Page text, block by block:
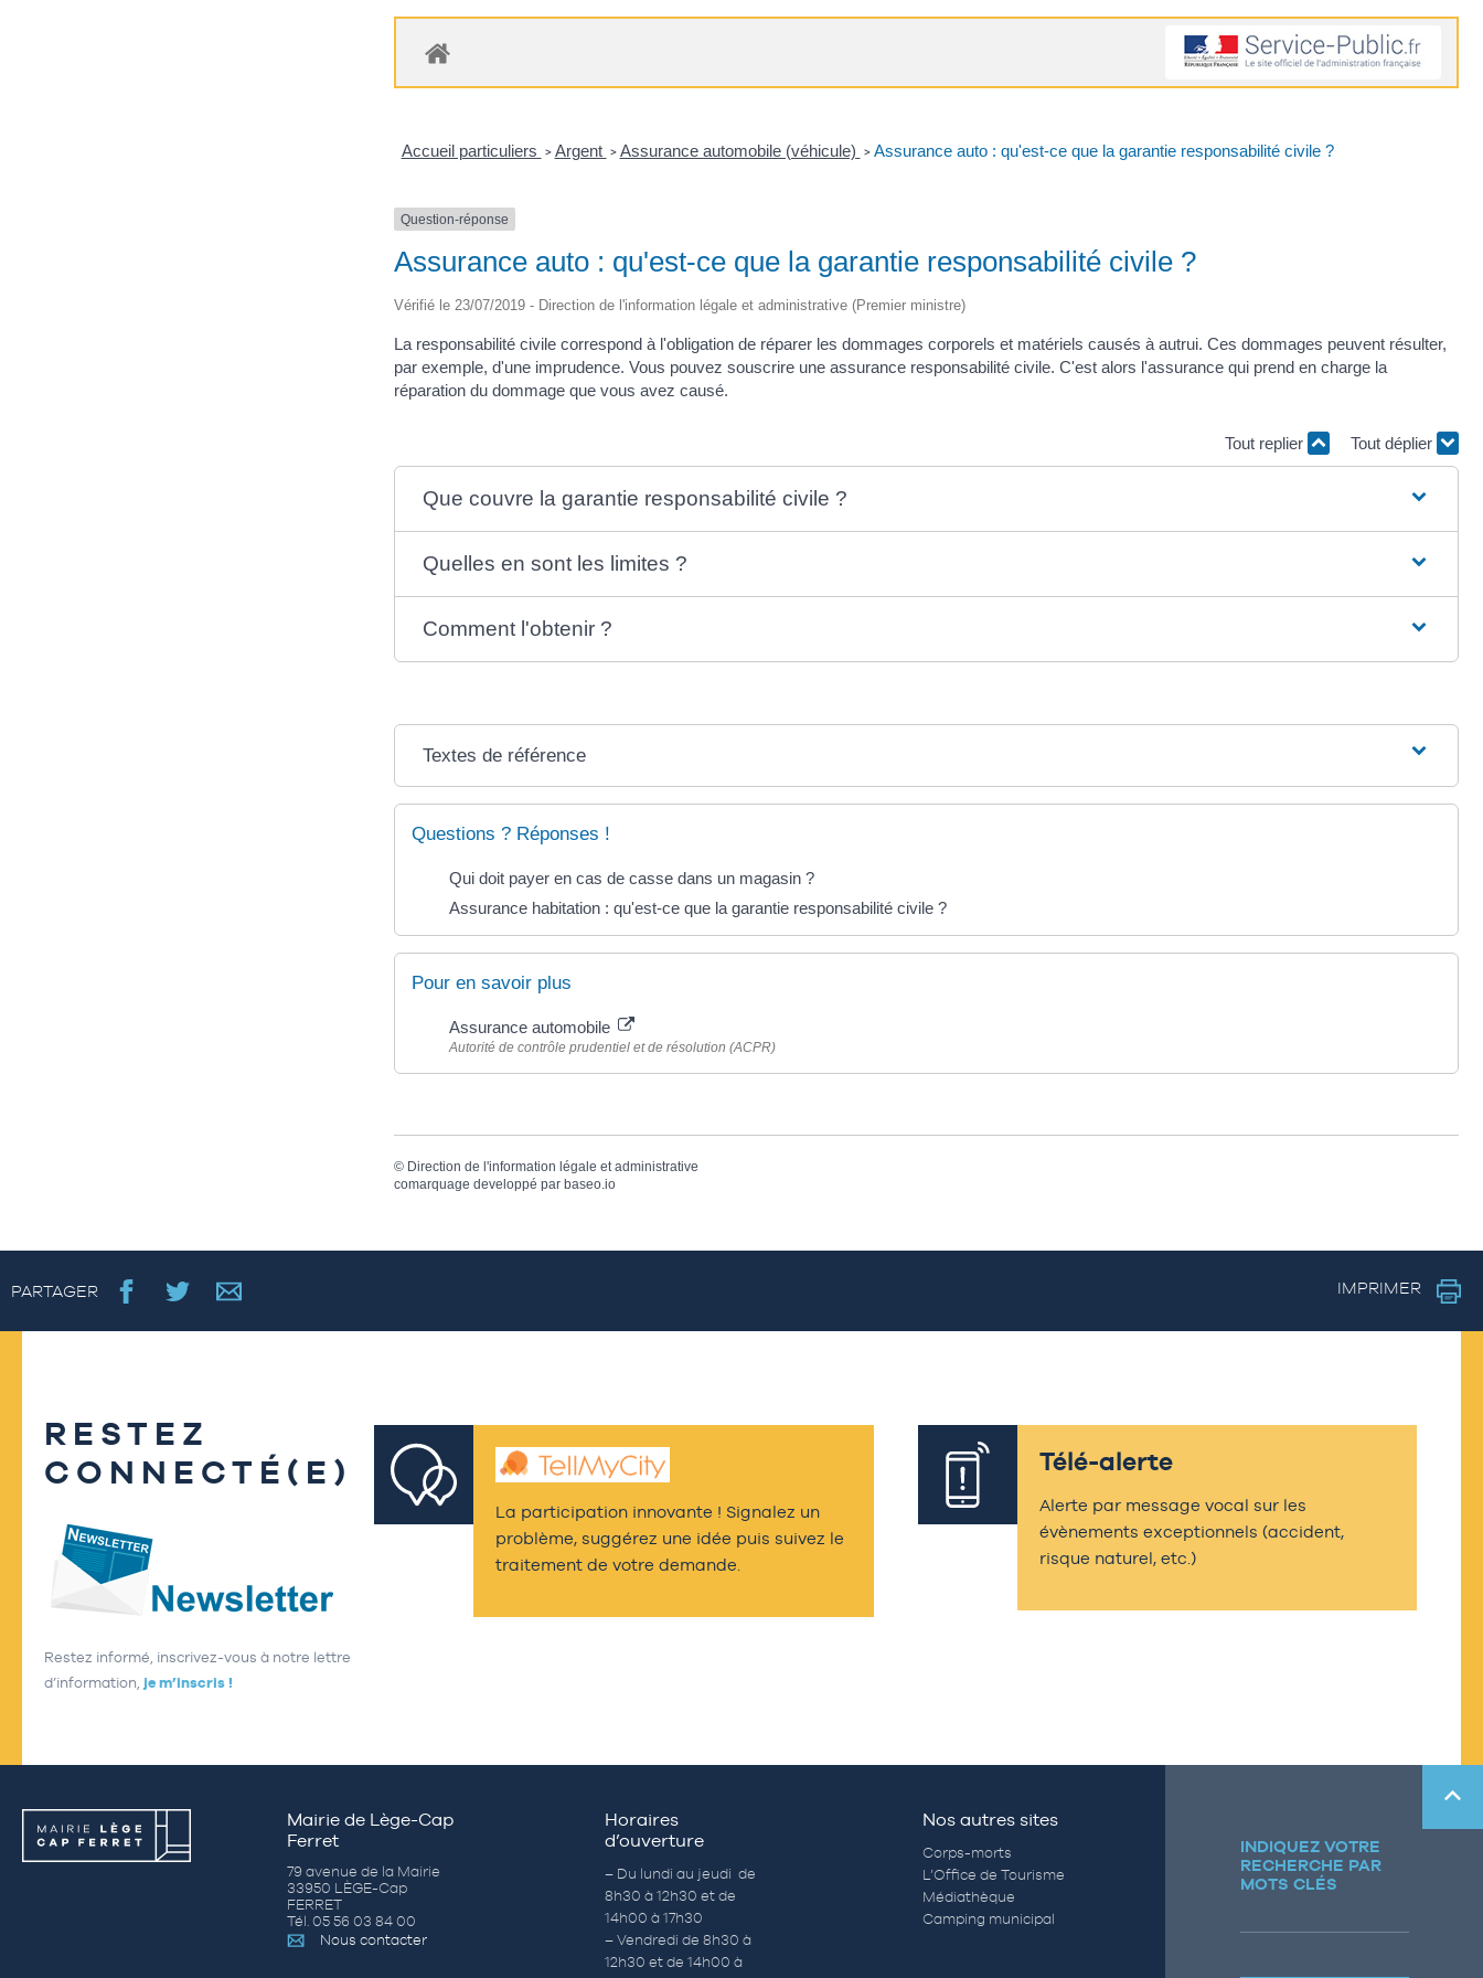
Accueil particuliers > Argent > Assurance automobile (véhicule) > Assurance auto : qu'est-ce que la garantie responsabilité civile ?
Question-réponse
Assurance auto : qu'est-ce que la garantie responsabilité civile ?
Vérifié le 23/07/2019 - Direction de l'information légale et administrative (Premier ministre)
La responsabilité civile correspond à l'obligation de réparer les dommages corporels et matériels causés à autrui. Ces dommages peuvent résulter,
par exemple, d'une imprudence. Vous pouvez souscrire une assurance responsabilité civile. C'est alors l'assurance qui prend en charge la
réparation du dommage que vous avez causé.
Tout replier Tout déplier
Que couvre la garantie responsabilité civile ?
Quelles en sont les limites ?
Comment l'obtenir ?
Textes de référence
Questions ? Réponses !
Qui doit payer en cas de casse dans un magasin ?
Assurance habitation : qu'est-ce que la garantie responsabilité civile ?
Pour en savoir plus
Assurance automobile
Autorité de contrôle prudentiel et de résolution (ACPR)
© Direction de l'information légale et administrative
comarquage developpé par baseo.io
PARTAGER IMPRIMER
RESTEZ
CONNECTÉ(E)
Restez informé, inscrivez-vous à notre lettre
d’information, je m’inscris !
La participation innovante ! Signalez un
problème, suggérez une idée puis suivez le
traitement de votre demande.
Télé-alerte
Alerte par message vocal sur les
évènements exceptionnels (accident,
risque naturel, etc.)
Mairie de Lège-Cap
Ferret
79 avenue de la Mairie
33950 LÈGE-Cap
FERRET
Tél. 05 56 03 84 00
Nous contacter
Horaires
d’ouverture
– Du lundi au jeudi de
8h30 à 12h30 et de
14h00 à 17h30
– Vendredi de 8h30 à
12h30 et de 14h00 à
Nos autres sites
Corps-morts
L’Office de Tourisme
Médiathèque
Camping municipal
INDIQUEZ VOTRE
RECHERCHE PAR
MOTS CLÉS